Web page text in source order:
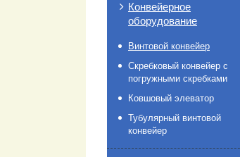
Конвейерное
оборудование
Винтовой конвейер
Скребковый конвейер с
погружными скребками
Ковшовый элеватор
Тубулярный винтовой
конвейер